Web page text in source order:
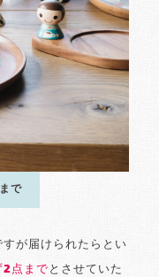
で
が届けられたらとい
2点まで とさせていた